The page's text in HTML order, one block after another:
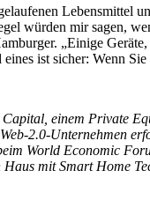
Lebensmittel
würden mir sagen,
„Einige
ist sicher: Wenn
einem Private
2.0-Unternehmen
World Economic
mit Smart Home